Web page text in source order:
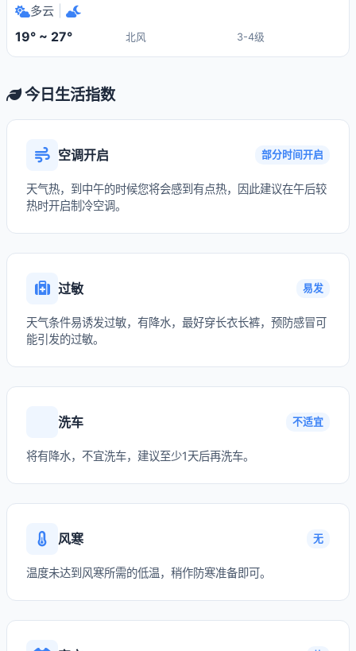
多云
19° ~ 27° 北风 3-4级
今日生活指数
空调开启 部分时间开启
天气热，到中午的时候您将会感到有点热，因此建议在午后较
热时开启制冷空调。
过敏 易发
天气条件易诱发过敏，有降水，最好穿长衣长裤，预防感冒可
能引发的过敏。
洗车 不适宜
将有降水，不宜洗车，建议至少1天后再洗车。
风寒 无
温度未达到风寒所需的低温，稍作防寒准备即可。